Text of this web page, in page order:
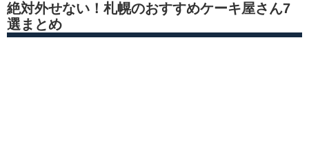
絶対外せない！札幌のおすすめケーキ屋さん7
選まとめ